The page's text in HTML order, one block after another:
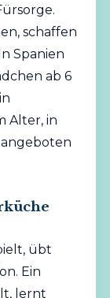
schaffen
Spanien
ab 6
Alter, in
übt
Ein
lernt